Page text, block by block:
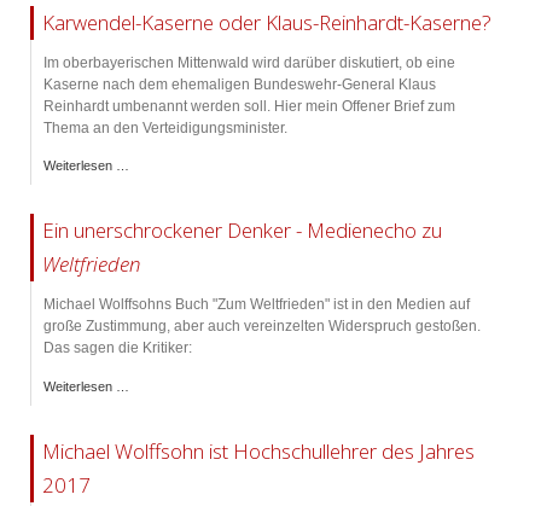
Karwendel-Kaserne oder Klaus-Reinhardt-Kaserne?
Im oberbayerischen Mittenwald wird darüber diskutiert, ob eine
Kaserne nach dem ehemaligen Bundeswehr-General Klaus
Reinhardt umbenannt werden soll. Hier mein Offener Brief zum
Thema an den Verteidigungsminister.
Weiterlesen …
Ein unerschrockener Denker - Medienecho zu
Weltfrieden
Michael Wolffsohns Buch "Zum Weltfrieden" ist in den Medien auf
große Zustimmung, aber auch vereinzelten Widerspruch gestoßen.
Das sagen die Kritiker:
Weiterlesen …
Michael Wolffsohn ist Hochschullehrer des Jahres
2017